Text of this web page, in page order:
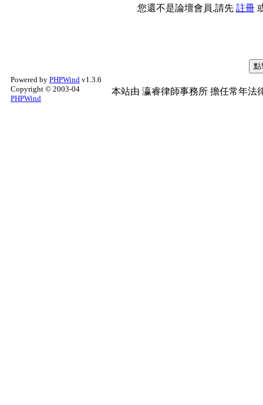
您還不是論壇會員,請先 註冊
Powered by PHPWind v1.3.6
Copyright © 2003-04
PHPWind
本站由 瀛睿律師事務所 擔任常年法